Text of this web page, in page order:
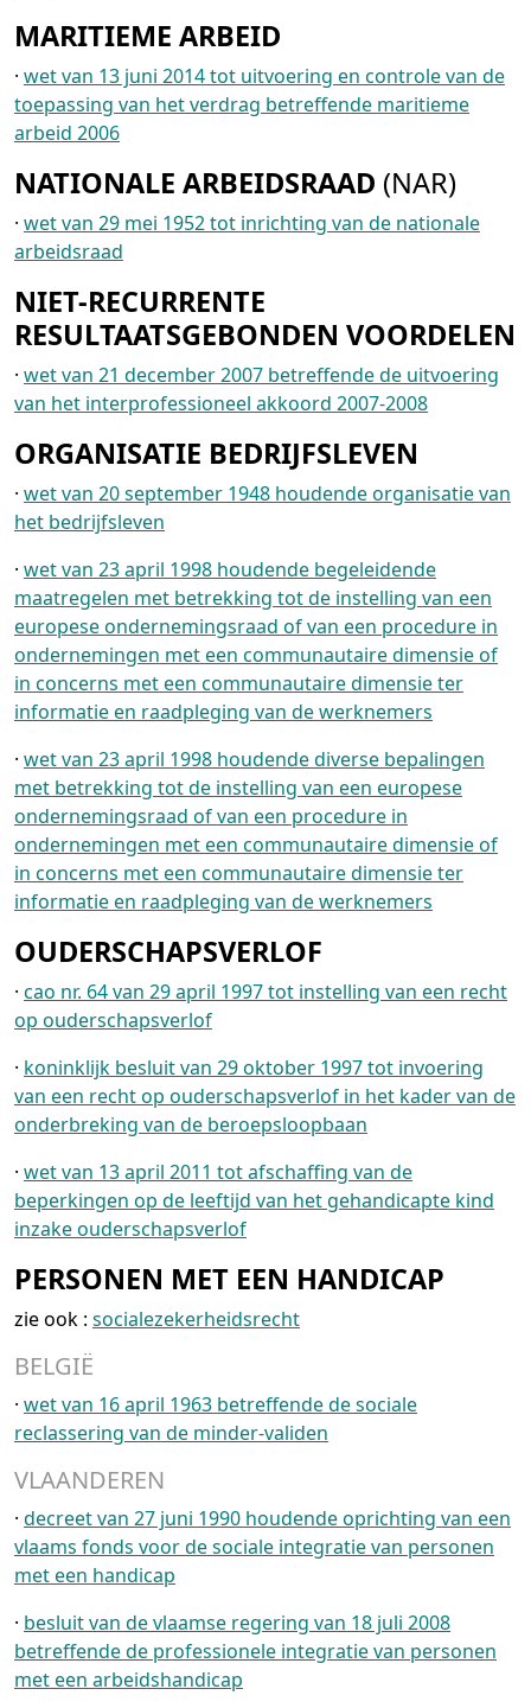
MARITIEME ARBEID
· wet van 13 juni 2014 tot uitvoering en controle van de
toepassing van het verdrag betreffende maritieme
arbeid 2006
NATIONALE ARBEIDSRAAD (NAR)
· wet van 29 mei 1952 tot inrichting van de nationale
arbeidsraad
NIET-RECURRENTE
RESULTAATSGEBONDEN VOORDELEN
· wet van 21 december 2007 betreffende de uitvoering
van het interprofessioneel akkoord 2007-2008
ORGANISATIE BEDRIJFSLEVEN
· wet van 20 september 1948 houdende organisatie van
het bedrijfsleven
· wet van 23 april 1998 houdende begeleidende
maatregelen met betrekking tot de instelling van een
europese ondernemingsraad of van een procedure in
ondernemingen met een communautaire dimensie of
in concerns met een communautaire dimensie ter
informatie en raadpleging van de werknemers
· wet van 23 april 1998 houdende diverse bepalingen
met betrekking tot de instelling van een europese
ondernemingsraad of van een procedure in
ondernemingen met een communautaire dimensie of
in concerns met een communautaire dimensie ter
informatie en raadpleging van de werknemers
OUDERSCHAPSVERLOF
· cao nr. 64 van 29 april 1997 tot instelling van een recht
op ouderschapsverlof
· koninklijk besluit van 29 oktober 1997 tot invoering
van een recht op ouderschapsverlof in het kader van de
onderbreking van de beroepsloopbaan
· wet van 13 april 2011 tot afschaffing van de
beperkingen op de leeftijd van het gehandicapte kind
inzake ouderschapsverlof
PERSONEN MET EEN HANDICAP
zie ook : socialezekerheidsrecht
BELGIË
· wet van 16 april 1963 betreffende de sociale
reclassering van de minder-validen
VLAANDEREN
· decreet van 27 juni 1990 houdende oprichting van een
vlaams fonds voor de sociale integratie van personen
met een handicap
· besluit van de vlaamse regering van 18 juli 2008
betreffende de professionele integratie van personen
met een arbeidshandicap